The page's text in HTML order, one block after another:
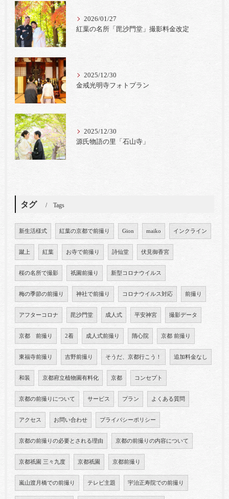
2026/01/27
紅葉の名所「毘沙門堂」撮影料金改定
2025/12/30
金戒光明寺フォトプラン
2025/12/30
源氏物語の里「石山寺」
タグ Tags
新生活様式 紅葉の京都で前撮り Gion maiko インクライン
蹴上 紅葉 お寺で前撮り 詩仙堂 伏見御香宮
桜の名所で撮影 祇園前撮り 新型コロナウイルス
梅の季節の前撮り 神社で前撮り コロナウイルス対応 前撮り
アフターコロナ 毘沙門堂 成人式 平安神宮 撮影データ
京都 前撮り 2着 成人式前撮り 隋心院 京都 前撮り
東福寺前撮り 吉野前撮り そうだ、京都行こう！ 追加料金なし
和装 京都府立植物園有料化 京都 コンセプト
京都の前撮りについて サービス プラン よくある質問
アクセス お問い合わせ プライバシーポリシー
京都の前撮りの必要とされる理由 京都の前撮りの内容について
京都祇園 三々九度 京都祇園 京都前撮り
嵐山渡月橋での前撮り テレビ主題 宇治正寿院での前撮り